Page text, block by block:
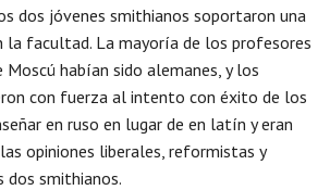
dos jóvenes smithianos soportaron una
facultad. La mayoría de los profesores
Moscú habían sido alemanes, y los
con fuerza al intento con éxito de los
en ruso en lugar de en latín y eran
opiniones liberales, reformistas y
dos smithianos.